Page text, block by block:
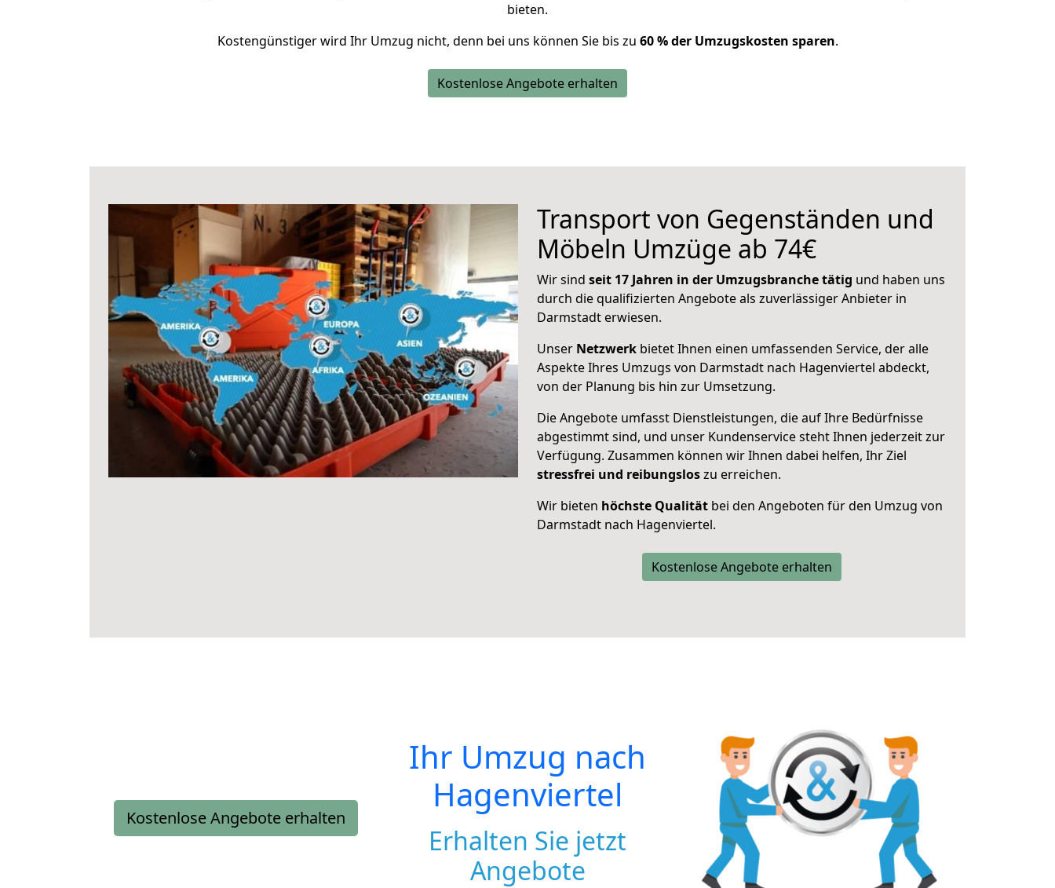
bieten.
Kostengünstiger wird Ihr Umzug nicht, denn bei uns können Sie bis zu 60 % der Umzugskosten sparen.
Kostenlose Angebote erhalten
Transport von Gegenständen und
Möbeln Umzüge ab 74€
Wir sind seit 17 Jahren in der Umzugsbranche tätig und haben uns
durch die qualifizierten Angebote als zuverlässiger Anbieter in
Darmstadt erwiesen.
Unser Netzwerk bietet Ihnen einen umfassenden Service, der alle
Aspekte Ihres Umzugs von Darmstadt nach Hagenviertel abdeckt,
von der Planung bis hin zur Umsetzung.
Die Angebote umfasst Dienstleistungen, die auf Ihre Bedürfnisse
abgestimmt sind, und unser Kundenservice steht Ihnen jederzeit zur
Verfügung. Zusammen können wir Ihnen dabei helfen, Ihr Ziel
stressfrei und reibungsloszu erreichen.
Wir bieten höchste Qualität bei den Angeboten für den Umzug von
Darmstadt nach Hagenviertel.
Kostenlose Angebote erhalten
Kostenlose Angebote erhalten
Ihr Umzug nach
Hagenviertel
Erhalten Sie jetzt
Angebote